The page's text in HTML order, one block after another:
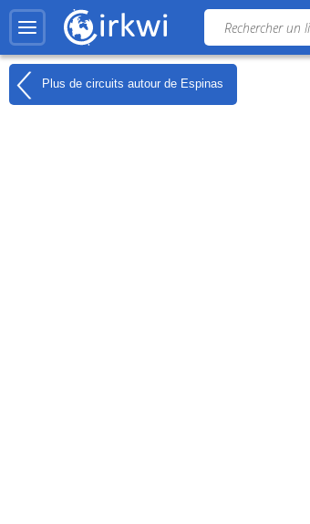
Plus de circuits autour de Espinas